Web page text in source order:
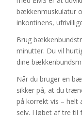
bækkenmuskulatur
inkontinens,
Brug
minutter. Du vil
dine
Når du bruger en
sikker på, at du
på korrekt vis – helt
selv. I løbet af tre til